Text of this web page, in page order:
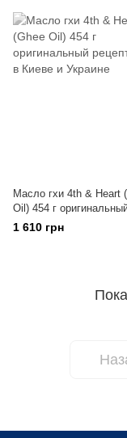
Масло гхи 4th & Heart
Oil) 454 г
1 610 грн